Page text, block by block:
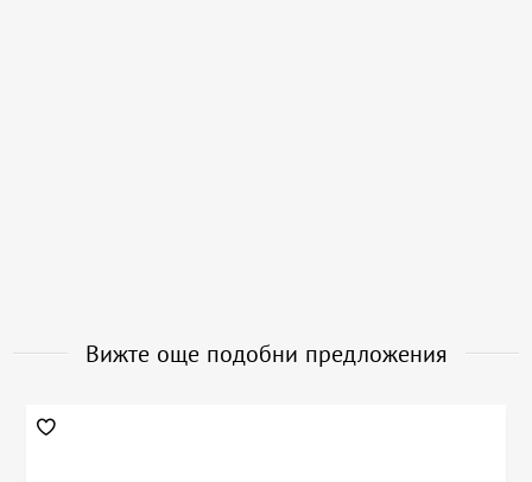
Вижте още подобни предложения